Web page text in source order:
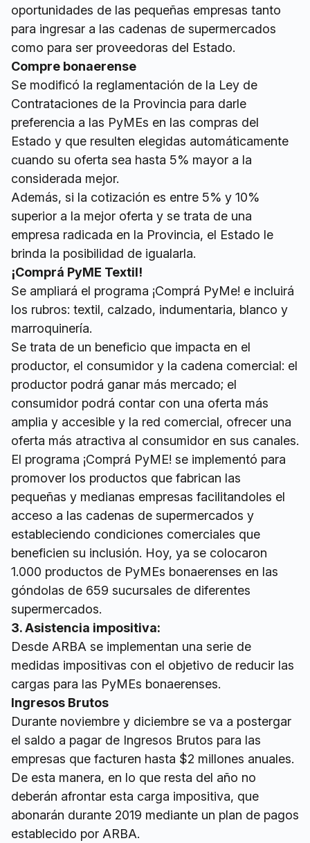
oportunidades de las pequeñas empresas tanto
para ingresar a las cadenas de supermercados
como para ser proveedoras del Estado.
Compre bonaerense
Se modificó la reglamentación de la Ley de
Contrataciones de la Provincia para darle
preferencia a las PyMEs en las compras del
Estado y que resulten elegidas automáticamente
cuando su oferta sea hasta 5% mayor a la
considerada mejor.
Además, si la cotización es entre 5% y 10%
superior a la mejor oferta y se trata de una
empresa radicada en la Provincia, el Estado le
brinda la posibilidad de igualarla.
¡Comprá PyME Textil!
Se ampliará el programa ¡Comprá PyMe! e incluirá
los rubros: textil, calzado, indumentaria, blanco y
marroquinería.
Se trata de un beneficio que impacta en el
productor, el consumidor y la cadena comercial: el
productor podrá ganar más mercado; el
consumidor podrá contar con una oferta más
amplia y accesible y la red comercial, ofrecer una
oferta más atractiva al consumidor en sus canales.
El programa ¡Comprá PyME! se implementó para
promover los productos que fabrican las
pequeñas y medianas empresas facilitandoles el
acceso a las cadenas de supermercados y
estableciendo condiciones comerciales que
beneficien su inclusión. Hoy, ya se colocaron
1.000 productos de PyMEs bonaerenses en las
góndolas de 659 sucursales de diferentes
supermercados.
3. Asistencia impositiva:
Desde ARBA se implementan una serie de
medidas impositivas con el objetivo de reducir las
cargas para las PyMEs bonaerenses.
Ingresos Brutos
Durante noviembre y diciembre se va a postergar
el saldo a pagar de Ingresos Brutos para las
empresas que facturen hasta $2 millones anuales.
De esta manera, en lo que resta del año no
deberán afrontar esta carga impositiva, que
abonarán durante 2019 mediante un plan de pagos
establecido por ARBA.